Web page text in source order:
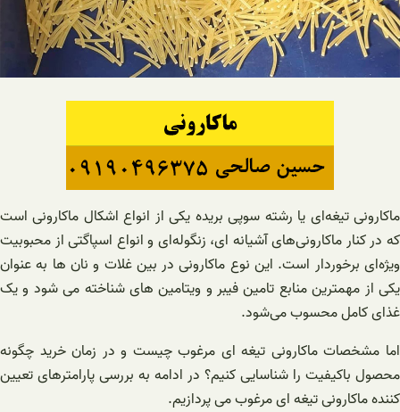
ماکارونی تیغه‌ای یا رشته سوپی بریده یکی از انواع اشکال ماکارونی است
که در کنار ماکارونی‌های آشیانه ای، زنگوله‌ای و انواع اسپاگتی از محبوبیت
ویژه‌ای برخوردار است. این نوع ماکارونی در بین غلات و نان ها به عنوان
یکی از مهمترین منابع تامین فیبر و ویتامین های شناخته می شود و یک
غذای کامل محسوب می‌شود.
اما مشخصات ماکارونی تیغه ای مرغوب چیست و در زمان خرید چگونه
محصول باکیفیت را شناسایی کنیم؟ در ادامه به بررسی پارامترهای تعیین
کننده ماکارونی تیغه ای مرغوب می پردازیم.